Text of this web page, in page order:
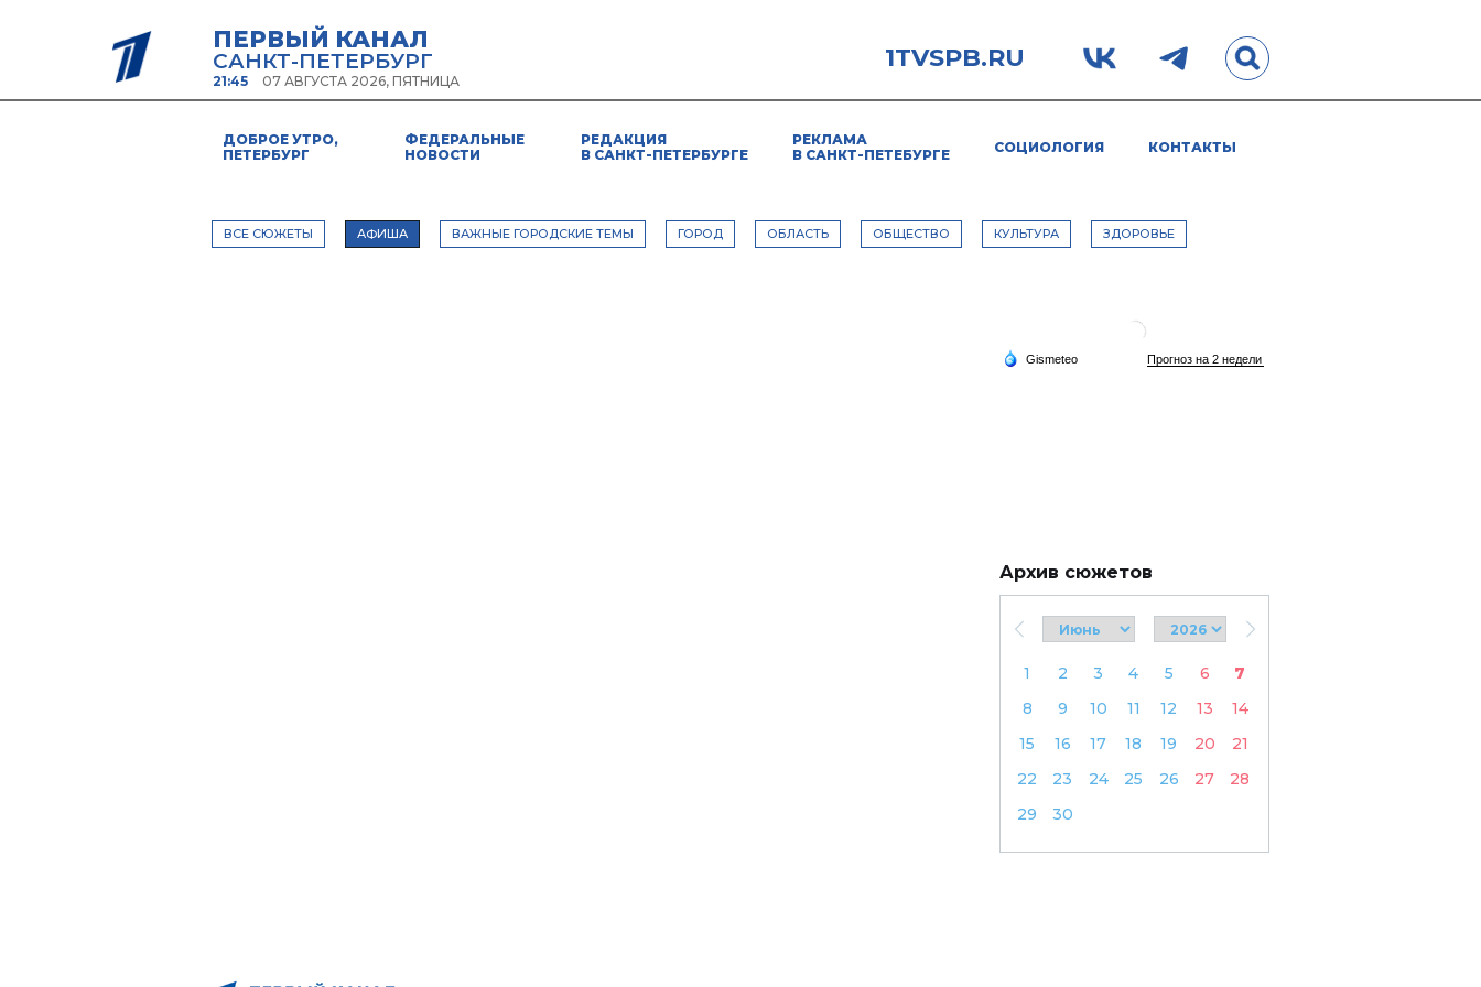
ПЕРВЫЙ КАНАЛ
САНКТ-ПЕТЕРБУРГ
21:45 07 АВГУСТА 2026, ПЯТНИЦА
1TVSPB.RU
ДОБРОЕ УТРО,
ПЕТЕРБУРГ
ФЕДЕРАЛЬНЫЕ
НОВОСТИ
РЕДАКЦИЯ
В САНКТ-ПЕТЕРБУРГЕ
РЕКЛАМА
В САНКТ-ПЕТЕБУРГЕ
СОЦИОЛОГИЯ КОНТАКТЫ
ВСЕ СЮЖЕТЫ АФИША ВАЖНЫЕ ГОРОДСКИЕ ТЕМЫ ГОРОД ОБЛАСТЬ ОБЩЕСТВО КУЛЬТУРА ЗДОРОВЬЕ
Архив сюжетов
1 2 3 4 5 6
7
8
9 10 11 12 13
14
15
16 17 18 19 20
21
22
23 24 25 26 27
28
29
30